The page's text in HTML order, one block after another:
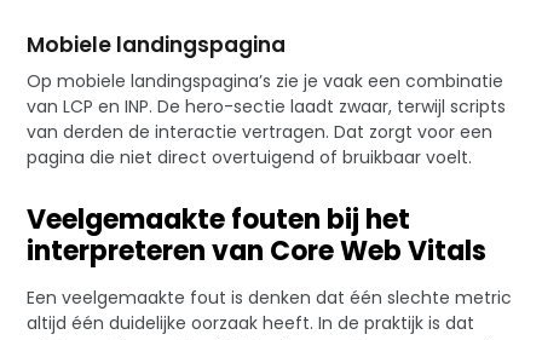
Mobiele landingspagina
Op mobiele landingspagina’s zie je vaak een combinatie
van LCP en INP. De hero-sectie laadt zwaar, terwijl scripts
van derden de interactie vertragen. Dat zorgt voor een
pagina die niet direct overtuigend of bruikbaar voelt.
Veelgemaakte fouten bij het
interpreteren van Core Web Vitals
Een veelgemaakte fout is denken dat één slechte metric
altijd één duidelijke oorzaak heeft. In de praktijk is dat